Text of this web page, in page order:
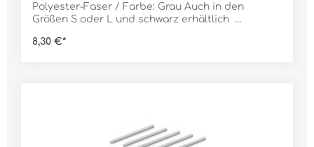
Polyester-Faser / Farbe: Grau Auch in den
Größen S oder L und schwarz erhältlich
Reibung zwischen Ihrer Hand und der Tablet-
8,30 €*